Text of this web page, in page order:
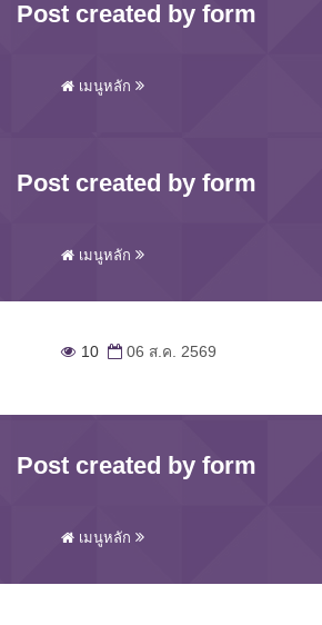
Post created by form
เมนูหลัก
Post created by form
เมนูหลัก
10 06 ส.ค. 2569
Post created by form
เมนูหลัก